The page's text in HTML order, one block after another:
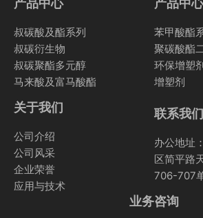
产品中心
叔碳酸及酯系列
叔碳衍生物
叔碳聚酯多元醇
马来酸及富马酸酯
产品中心
苯甲酸酯
聚碳酸酯
环保增塑剂
增塑剂
关于我们
公司介绍
公司风采
企业荣誉
应用与技术
联系我们
办公地址
区简平路
706-707
业务咨询